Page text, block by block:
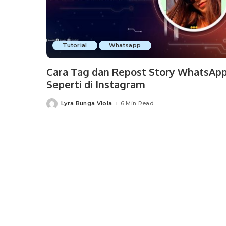
Tutorial Whatsapp
Cara Tag dan Repost Story
Seperti di Instagram
PostedLyra Bunga Viola 6 Min Read